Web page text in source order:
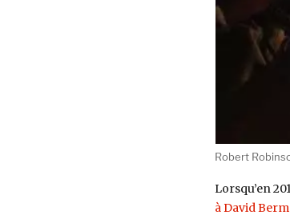
Robert
Lorsqu’en
à David